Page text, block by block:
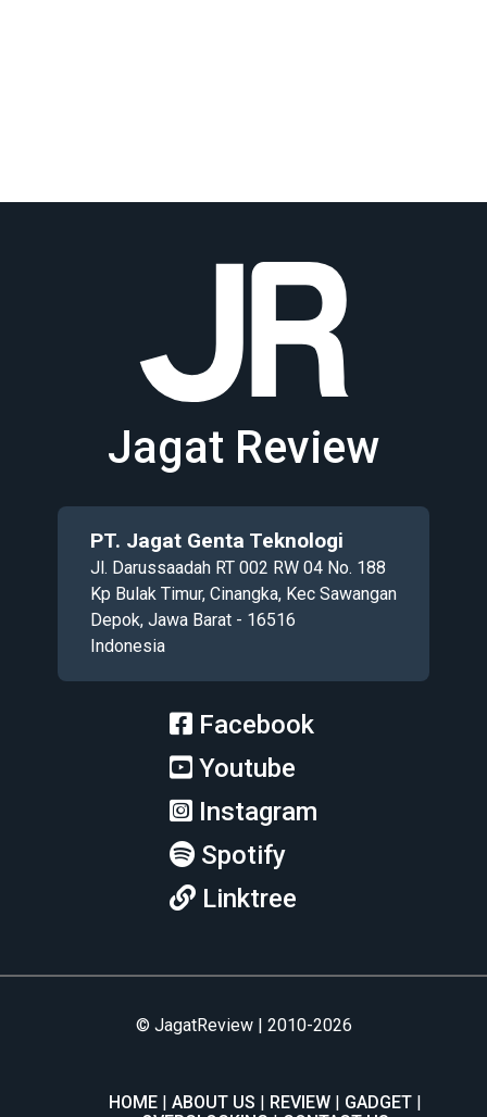
Jagat Review
PT. Jagat Genta Teknologi
Jl. Darussaadah RT 002 RW 04 No. 188
Kp Bulak Timur, Cinangka, Kec Sawangan
Depok, Jawa Barat - 16516
Indonesia
Facebook
Youtube
Instagram
Spotify
Linktree
© JagatReview | 2010-2026
HOME ABOUT US REVIEW
GADGET